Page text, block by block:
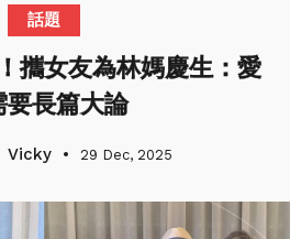
話題
攜女友為林媽慶生：愛
要長篇大論
Vicky 29 Dec, 2025